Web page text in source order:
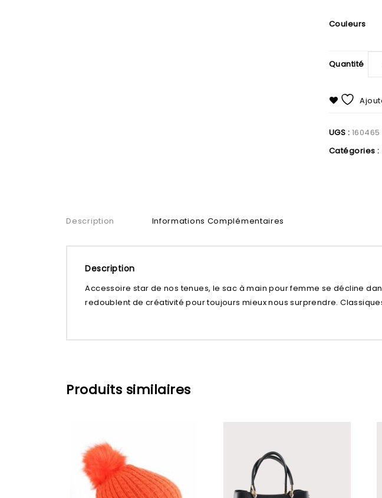
Couleurs
UGS : 160465
Catégories :
Description Informations Complémentaires
Description
Accessoire star de nos tenues, le sac à main pour femme se décline
redoublent de créativité pour toujours mieux nous surprendre.
Produits similaires